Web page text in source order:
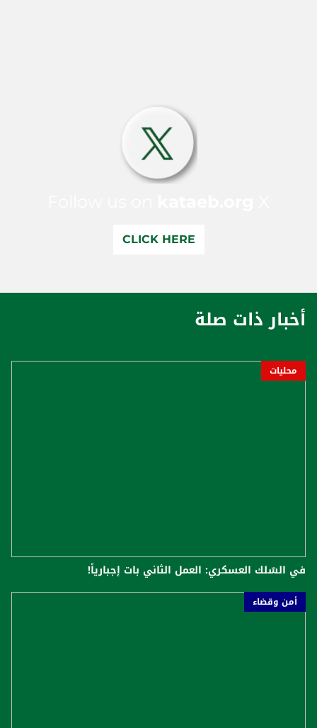
CLICK HERE
أخبار ذات صلة
محليات
في السّلك العسكري: العمل الثاني بات إجبارياً!
أمن وقضاء